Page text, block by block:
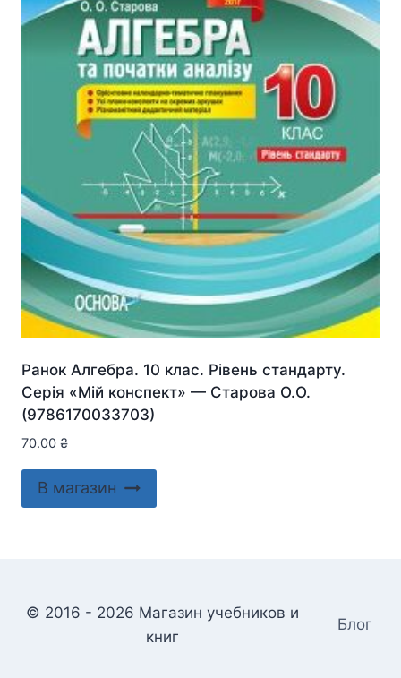
Ранок Алгебра. 10 клас. Рівень стандарту.
Серія «Мій конспект» — Старова О.О.
(9786170033703)
70.00 ₴
В магазин
© 2016 - 2026 Магазин учебников и
книг
Блог